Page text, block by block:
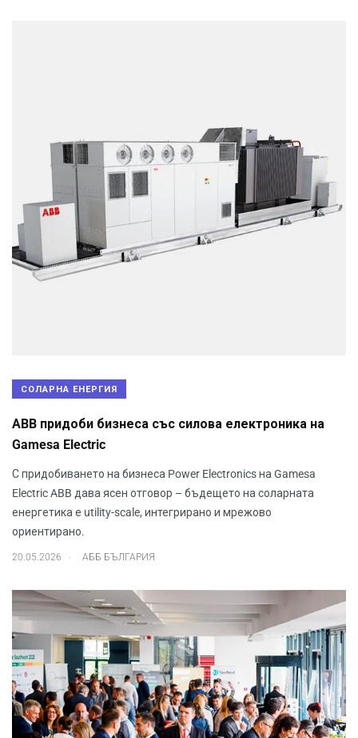
СОЛАРНА ЕНЕРГИЯ
ABB придоби бизнеса със силова електроника на
Gamesa Electric
С придобиването на бизнеса Power Electronics на Gamesa
Electric ABB дава ясен отговор – бъдещето на соларната
енергетика е utility-scale, интегрирано и мрежово
ориентирано.
20.05.2026 АББ БЪЛГАРИЯ